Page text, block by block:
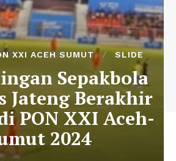
XXI ACEH SUMUT SLIDE
Sepakbola
Jateng Berakhir
PON XXI Aceh-
2024